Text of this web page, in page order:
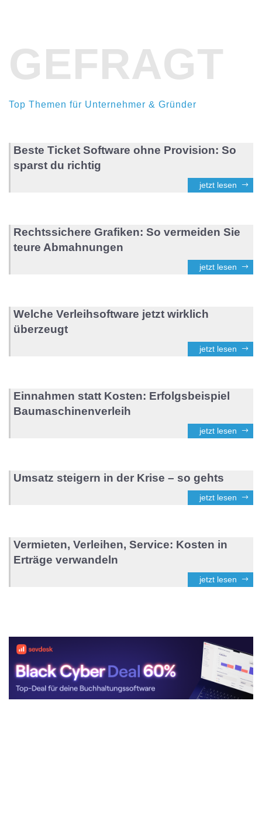
GEFRAGT
Top Themen für Unternehmer & Gründer
Beste Ticket Software ohne Provision: So
sparst du richtig
jetzt lesen
Rechtssichere Grafiken: So vermeiden Sie
teure Abmahnungen
jetzt lesen
Welche Verleihsoftware jetzt wirklich
überzeugt
jetzt lesen
Einnahmen statt Kosten: Erfolgsbeispiel
Baumaschinenverleih
jetzt lesen
Umsatz steigern in der Krise – so gehts
jetzt lesen
Vermieten, Verleihen, Service: Kosten in
Erträge verwandeln
jetzt lesen